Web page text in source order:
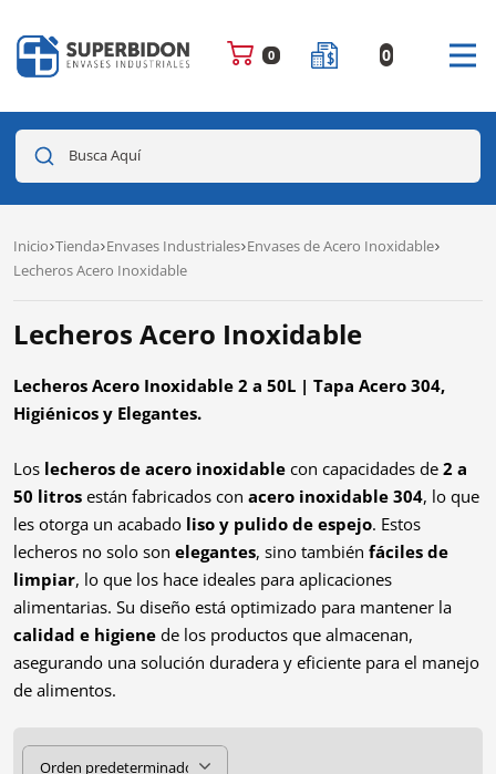
0 0
Busca Aquí
Inicio Tienda Envases Industriales Envases de Acero Inoxidable
Lecheros Acero Inoxidable
Lecheros Acero Inoxidable
Lecheros Acero Inoxidable 2 a 50L | Tapa Acero 304,
Higiénicos y Elegantes.
Los lecheros de acero inoxidable con capacidades de 2 a
50 litros están fabricados con acero inoxidable 304, lo que
les otorga un acabado liso y pulido de espejo. Estos
lecheros no solo son elegantes, sino también fáciles de
limpiar, lo que los hace ideales para aplicaciones
alimentarias. Su diseño está optimizado para mantener la
calidad e higiene de los productos que almacenan,
asegurando una solución duradera y eficiente para el manejo
de alimentos.